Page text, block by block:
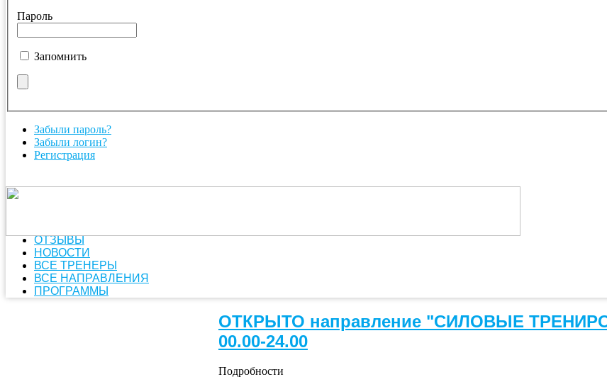
Пароль
Запомнить
Забыли пароль?
Забыли логин?
Регистрация
ОТЗЫВЫ
НОВОСТИ
ВСЕ ТРЕНЕРЫ
ВСЕ НАПРАВЛЕНИЯ
ПРОГРАММЫ
ОТКРЫТО направление "СИЛОВЫЕ
00.00-24.00
Подробности